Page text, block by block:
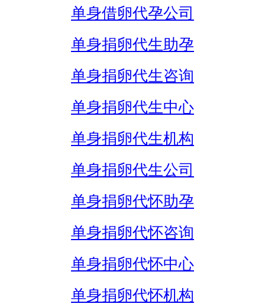
单身借卵代孕公司
单身捐卵代生助孕
单身捐卵代生咨询
单身捐卵代生中心
单身捐卵代生机构
单身捐卵代生公司
单身捐卵代怀助孕
单身捐卵代怀咨询
单身捐卵代怀中心
单身捐卵代怀机构